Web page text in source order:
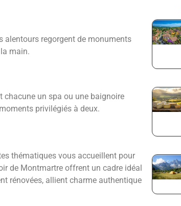
alentours regorgent de monuments
main.
chacune un spa ou une baignoire
privilégiés à deux.
thématiques vous accueillent pour
de Montmartre offrent un cadre idéal
rénovées, allient charme authentique